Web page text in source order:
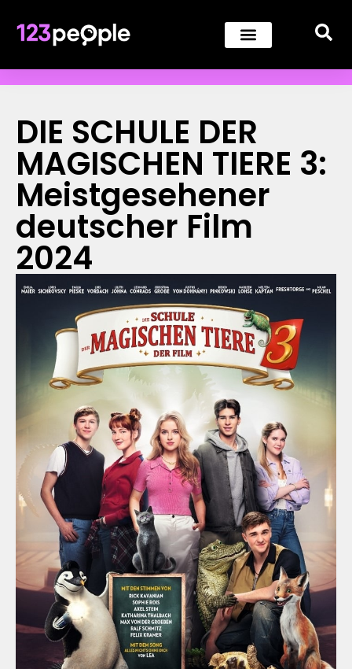
DIE SCHULE DER
MAGISCHEN TIERE 3:
Meistgesehener
deutscher Film
2024